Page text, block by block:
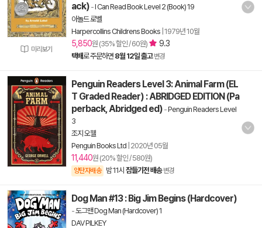
미리보기
ack) -I Can Read Book Level 2 (Book) 19
아놀드 로벨
Harpercollins Childrens Books 1979년 10월
5,850원 (35% 할인 / 60원) 9.3
택배로 주문하면 8월 12일 출고 변경
Penguin Readers Level 3: Animal Farm (EL
T Graded Reader) : ABRIDGED EDITION (Pa
perback, Abridged ed) -Penguin Readers Level
3
조지 오웰
Penguin Books Ltd 2020년 05월
11,440원 (20% 할인 / 580원)
양탄자배송 밤 11시 잠들기전 배송 변경
Dog Man #13 : Big Jim Begins (Hardcover)
-도그맨 Dog Man (Hardcover) 1
DAV PILKEY